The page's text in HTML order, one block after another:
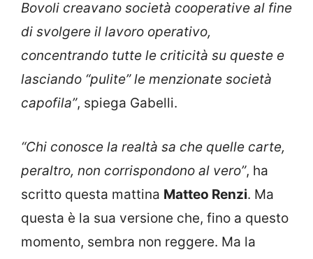
Bovoli creavano società cooperative al fine
di svolgere il lavoro operativo,
concentrando tutte le criticità su queste e
lasciando “pulite” le menzionate società
capofila”, spiega Gabelli.
“Chi conosce la realtà sa che quelle carte,
peraltro, non corrispondono al vero”, ha
scritto questa mattina Matteo Renzi. Ma
questa è la sua versione che, fino a questo
momento, sembra non reggere. Ma la